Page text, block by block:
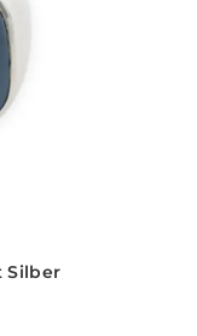
Silber